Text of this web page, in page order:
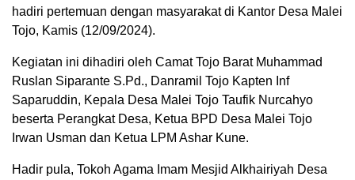
hadiri pertemuan dengan masyarakat di Kantor Desa Malei
Tojo, Kamis (12/09/2024).
Kegiatan ini dihadiri oleh Camat Tojo Barat Muhammad
Ruslan Siparante S.Pd., Danramil Tojo Kapten Inf
Saparuddin, Kepala Desa Malei Tojo Taufik Nurcahyo
beserta Perangkat Desa, Ketua BPD Desa Malei Tojo
Irwan Usman dan Ketua LPM Ashar Kune.
Hadir pula, Tokoh Agama Imam Mesjid Alkhairiyah Desa